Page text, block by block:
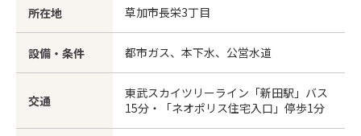
所在地 草加市長栄3丁目
設備・条件 都市ガス、本下水、公営水道
交通
東武スカイツリーライン「新田駅」バス
15分・「ネオポリス住宅入口」停歩1分